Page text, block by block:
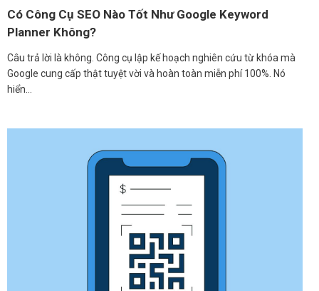
Có Công Cụ SEO Nào Tốt Như Google Keyword
Planner Không?
Câu trả lời là không. Công cụ lập kế hoạch nghiên cứu từ khóa mà
Google cung cấp thật tuyệt vời và hoàn toàn miễn phí 100%. Nó
hiển…